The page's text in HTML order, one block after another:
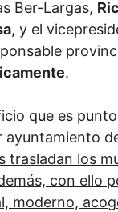
Ber-Largas,
, y el
.
que es
ayuntamiento
trasladan los
con ello
moderno,